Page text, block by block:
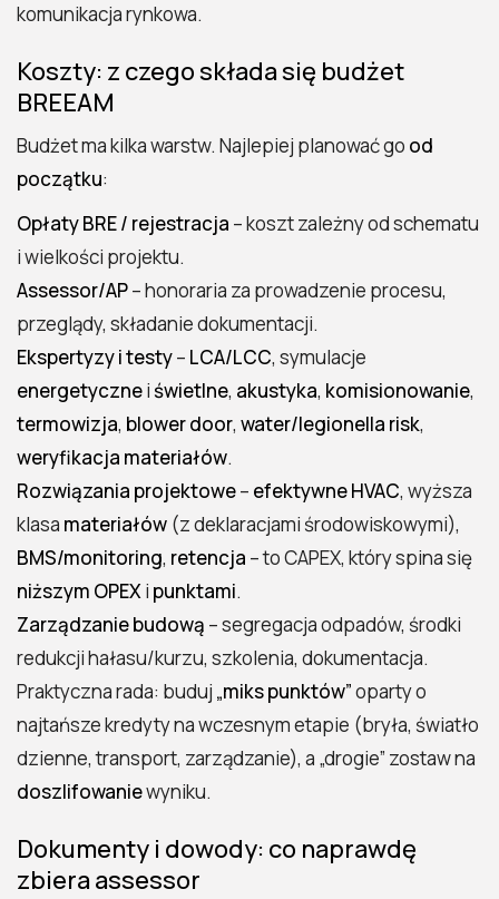
komunikacja rynkowa.
Koszty: z czego składa się budżet
BREEAM
Budżet ma kilka warstw. Najlepiej planować go od
początku:
Opłaty BRE / rejestracja – koszt zależny od schematu
i wielkości projektu.
Assessor/AP– honoraria za prowadzenie procesu,
przeglądy, składanie dokumentacji.
Ekspertyzy i testy– LCA/LCC, symulacje
energetyczneiświetlne, akustyka, komisionowanie,
termowizja, blower door, water/legionella risk,
weryfikacja materiałów.
Rozwiązania projektowe– efektywne HVAC, wyższa
klasa materiałów (z deklaracjami środowiskowymi),
BMS/monitoring, retencja – to CAPEX, który spina się
niższym OPEXi punktami.
Zarządzanie budową – segregacja odpadów, środki
redukcji hałasu/kurzu, szkolenia, dokumentacja.
Praktyczna rada: buduj „miks punktów”oparty o
najtańsze kredyty na wczesnym etapie (bryła, światło
dzienne, transport, zarządzanie), a „drogie” zostaw na
doszlifowaniewyniku.
Dokumenty i dowody: co naprawdę
zbiera assessor